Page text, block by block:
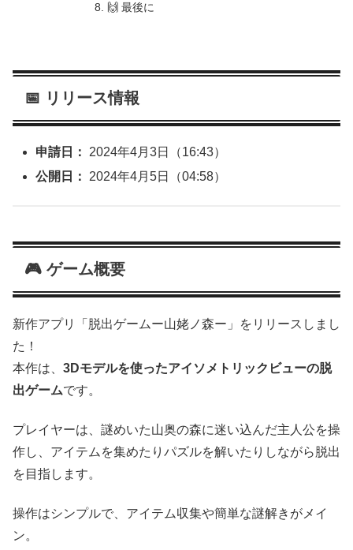
🙌 最後に
📅 リリース情報
申請日：
2024年4月3日（16:43）
公開日：
2024年4月5日（04:58）
🎮 ゲーム概要
新作アプリ「脱出ゲームー山姥ノ森ー」をリリースしまし
た！
本作は、 3Dモデルを使ったアイソメトリックビューの脱
出ゲームです。
プレイヤーは、謎めいた山奥の森に迷い込んだ主人公を操
作し、アイテムを集めたりパズルを解いたりしながら脱出
を目指します。
操作はシンプルで、アイテム収集や簡単な謎解きがメイ
ン。